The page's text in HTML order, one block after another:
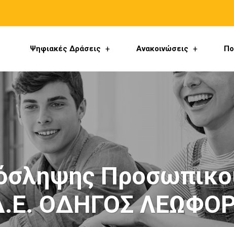
Ψηφιακές Δράσεις Ανακοινώσεις
ΟΔΗΓΟΣ